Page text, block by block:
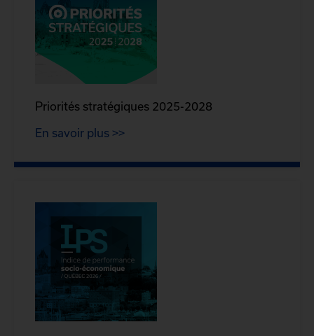
Priorités stratégiques 2025-2028
En savoir plus >>